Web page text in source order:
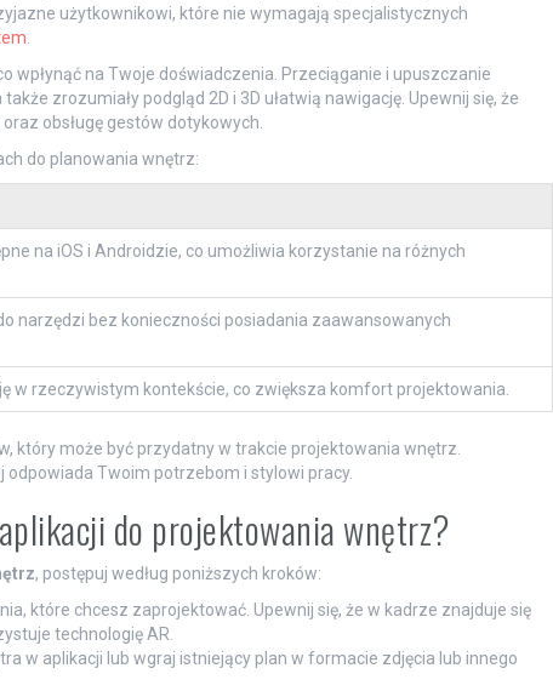
użytkownikowi, które nie wymagają specjalistycznych
wpłynąć na Twoje doświadczenia. Przeciąganie i upuszczanie
zrozumiały podgląd 2D i 3D ułatwią nawigację. Upewnij się, że
obsługę gestów dotykowych.
do planowania wnętrz:
na iOS i Androidzie, co umożliwia korzystanie na różnych
narzędzi bez konieczności posiadania zaawansowanych
w rzeczywistym kontekście, co zwiększa komfort projektowania.
który może być przydatny w trakcie projektowania wnętrz.
odpowiada Twoim potrzebom i stylowi pracy.
do projektowania wnętrz?
, postępuj według poniższych kroków:
które chcesz zaprojektować. Upewnij się, że w kadrze znajduje się
technologię AR.
w aplikacji lub wgraj istniejący plan w formacie zdjęcia lub innego